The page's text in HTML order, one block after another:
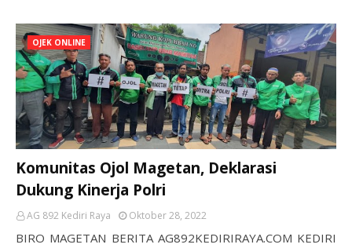
OJEK ONLINE
Komunitas Ojol Magetan, Deklarasi
Dukung Kinerja Polri
AG 892 Kediri Raya Oktober 28, 2022
BIRO MAGETAN BERITA AG892KEDIRIRAYA.COM KEDIRI